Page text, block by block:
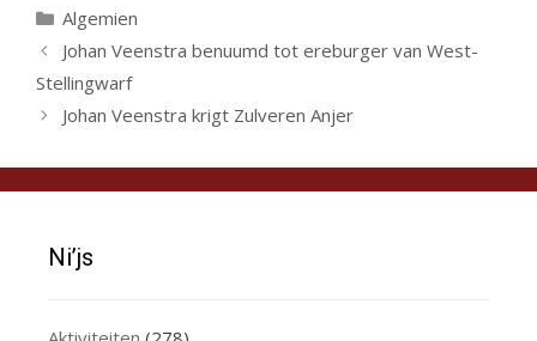
Categorieën
Algemien
Johan Veenstra benuumd tot ereburger van West-
Stellingwarf
Johan Veenstra krigt Zulveren Anjer
Ni’js